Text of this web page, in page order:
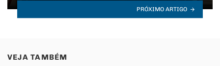
PRÓXIMO ARTIGO
VEJA TAMBÉM